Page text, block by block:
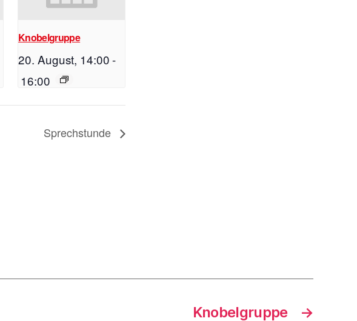
Knobelgruppe
20. August, 14:00-
16:00
Sprechstunde
→
Knobelgruppe